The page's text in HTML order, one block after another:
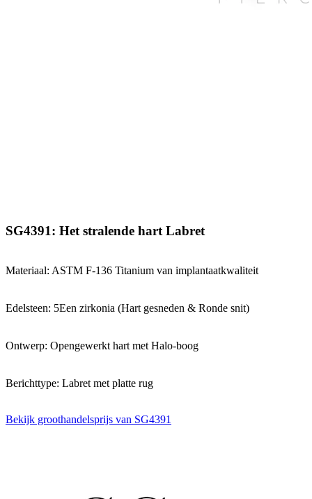
SG4391: Het stralende hart Labret
Materiaal: ASTM F-136 Titanium van implantaatkwaliteit
Edelsteen: 5Een zirkonia (Hart gesneden & Ronde snit)
Ontwerp: Opengewerkt hart met Halo-boog
Berichttype: Labret met platte rug
Bekijk groothandelsprijs van SG4391